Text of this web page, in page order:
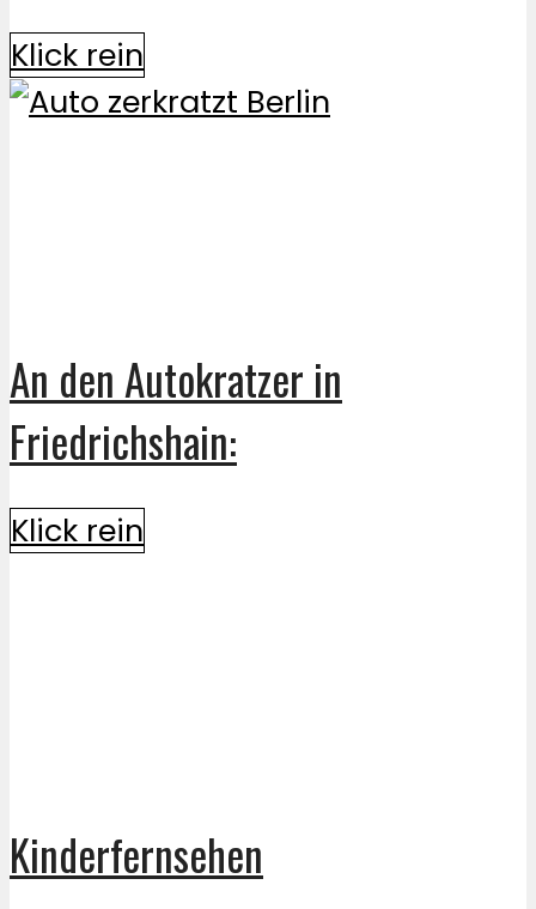
Klick rein
An den Autokratzer in
Friedrichshain:
Klick rein
Kinderfernsehen